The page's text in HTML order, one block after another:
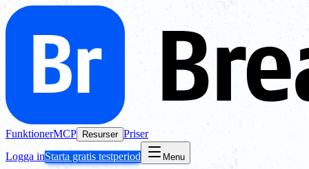
FunktionerMCP Resurser Priser
Logga inStarta gratis testperiod Menu